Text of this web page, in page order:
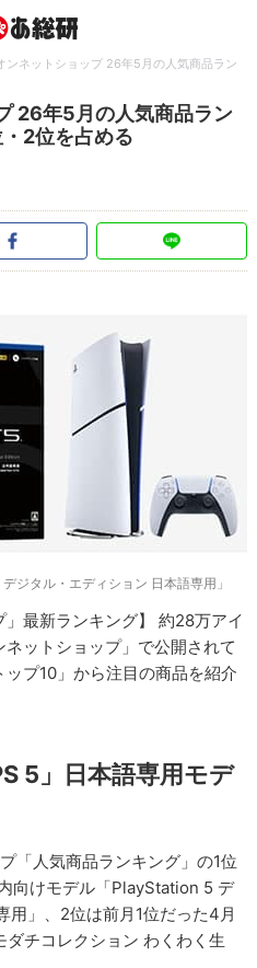
ンネットショップ 26年5月の人気商品ラン
26年5月の人気商品ラン
2位を占める
ジタル・エディション 日本語専用」
」最新ランキング】 約28万アイ
ットショップ」で公開されて
プ10」から注目の商品を紹介
5」日本語専用モデ
「人気商品ランキング」の1位
向けモデル「PlayStation 5 デ
用」、2位は前月1位だった4月
チコレクション わくわく生